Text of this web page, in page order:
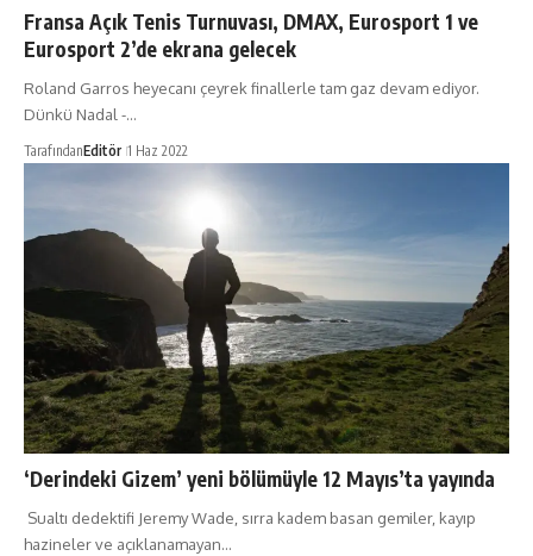
Fransa Açık Tenis Turnuvası, DMAX, Eurosport 1 ve
Eurosport 2’de ekrana gelecek
Roland Garros heyecanı çeyrek finallerle tam gaz devam ediyor.
Dünkü Nadal -…
TarafındanEditör 1 Haz 2022
‘Derindeki Gizem’ yeni bölümüyle 12 Mayıs’ta yayında
Sualtı dedektifi Jeremy Wade, sırra kadem basan gemiler, kayıp
hazineler ve açıklanamayan…